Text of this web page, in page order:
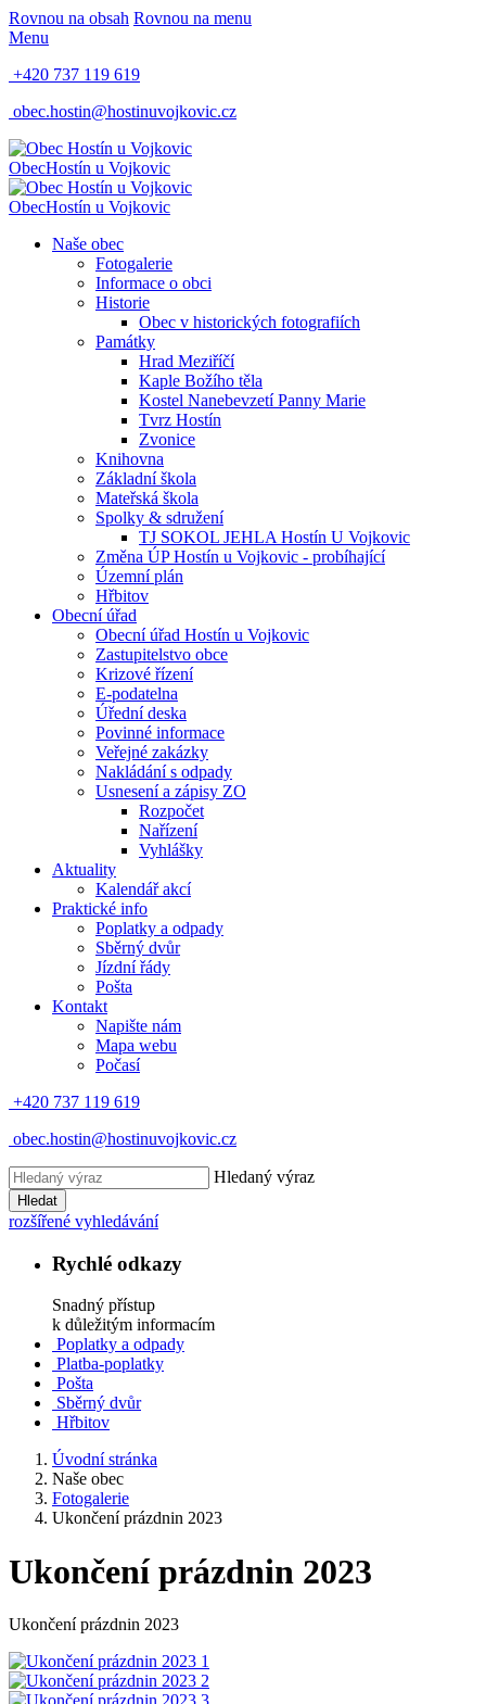
Rovnou na obsah Rovnou na menu
Menu
+420 737 119 619
obec.hostin@hostinuvojkovic.cz
ObecHostín u Vojkovic
ObecHostín u Vojkovic
Naše obec
Fotogalerie
Informace o obci
Historie
Obec v historických fotografiích
Památky
Hrad Meziříčí
Kaple Božího těla
Kostel Nanebevzetí Panny Marie
Tvrz Hostín
Zvonice
Knihovna
Základní škola
Mateřská škola
Spolky & sdružení
TJ SOKOL JEHLA Hostín U Vojkovic
Změna ÚP Hostín u Vojkovic - probíhající
Územní plán
Hřbitov
Obecní úřad
Obecní úřad Hostín u Vojkovic
Zastupitelstvo obce
Krizové řízení
E-podatelna
Úřední deska
Povinné informace
Veřejné zakázky
Nakládání s odpady
Usnesení a zápisy ZO
Rozpočet
Nařízení
Vyhlášky
Aktuality
Kalendář akcí
Praktické info
Poplatky a odpady
Sběrný dvůr
Jízdní řády
Pošta
Kontakt
Napište nám
Mapa webu
Počasí
+420 737 119 619
obec.hostin@hostinuvojkovic.cz
Hledaný výraz
Hledat
rozšířené vyhledávání
Rychlé odkazy
Snadný přístup
k důležitým informacím
Poplatky a odpady
Platba-poplatky
Pošta
Sběrný dvůr
Hřbitov
Úvodní stránka
Naše obec
Fotogalerie
Ukončení prázdnin 2023
Ukončení prázdnin 2023
Ukončení prázdnin 2023